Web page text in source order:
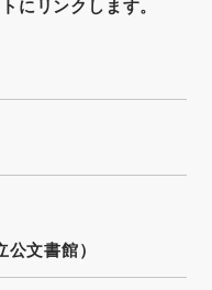
にリンクします。
文書館）